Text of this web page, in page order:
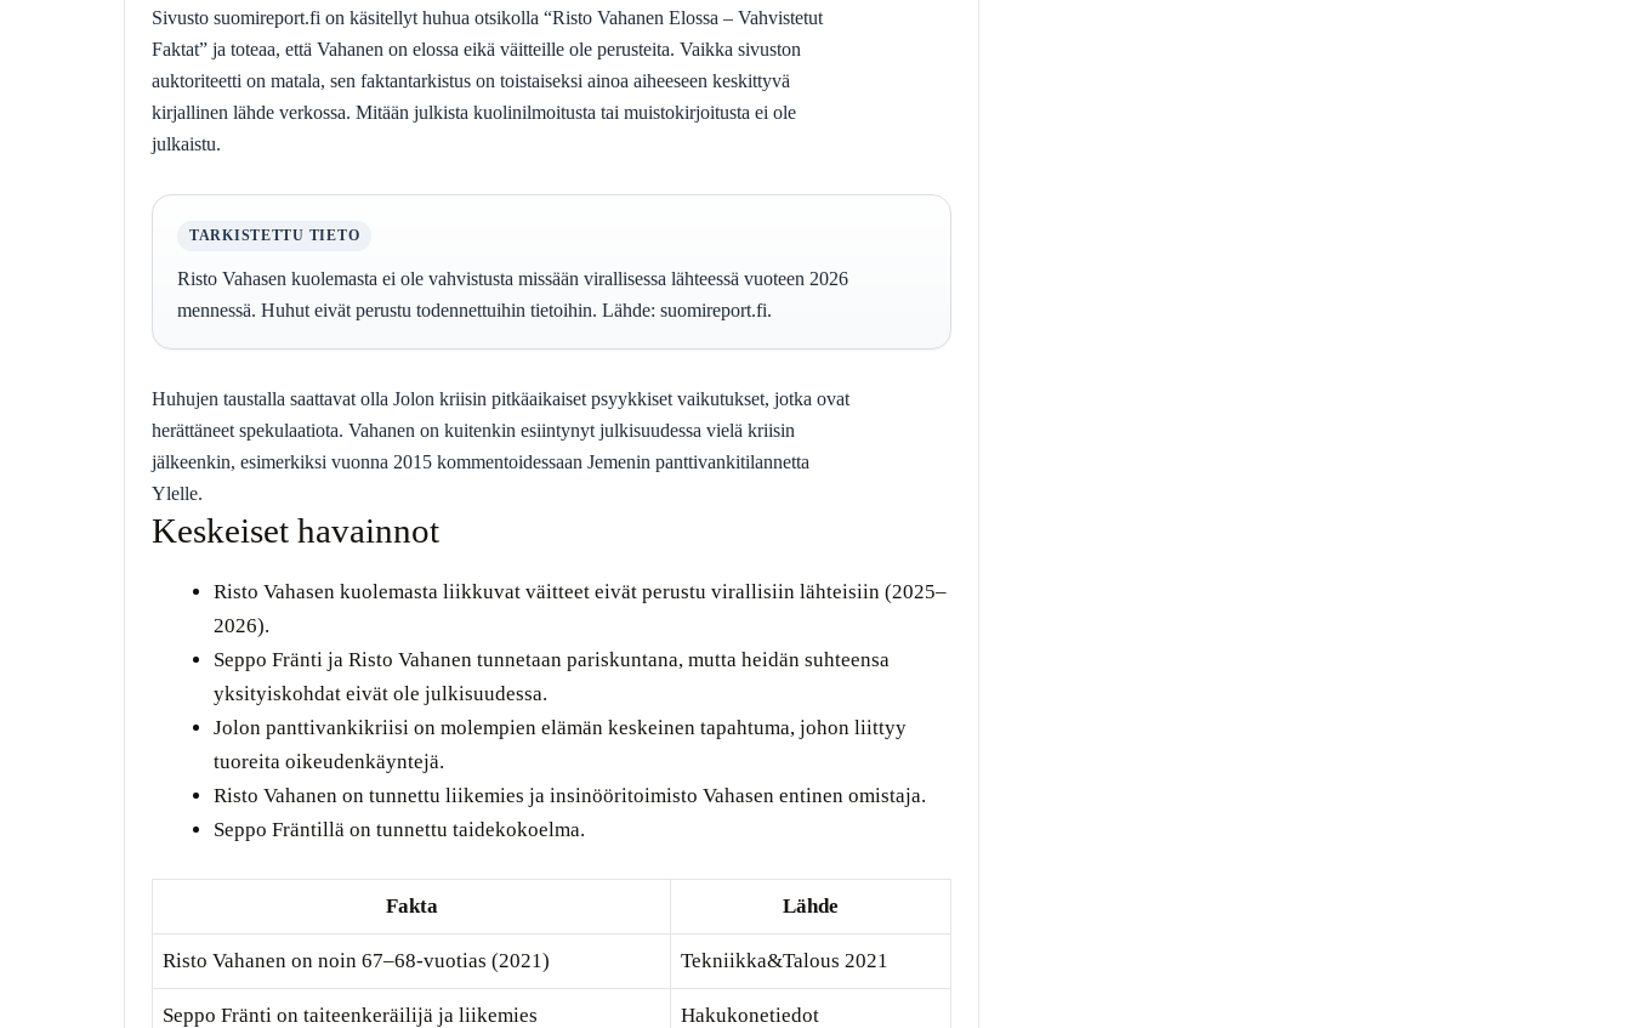
Sivusto suomireport.fi on käsitellyt huhua otsikolla “Risto Vahanen Elossa – Vahvistetut
Faktat” ja toteaa, että Vahanen on elossa eikä väitteille ole perusteita. Vaikka sivuston
auktoriteetti on matala, sen faktantarkistus on toistaiseksi ainoa aiheeseen keskittyvä
kirjallinen lähde verkossa. Mitään julkista kuolinilmoitusta tai muistokirjoitusta ei ole
julkaistu.
TARKISTETTU TIETO
Risto Vahasen kuolemasta ei ole vahvistusta missään virallisessa lähteessä vuoteen 2026
mennessä. Huhut eivät perustu todennettuihin tietoihin. Lähde: suomireport.fi.
Huhujen taustalla saattavat olla Jolon kriisin pitkäaikaiset psyykkiset vaikutukset, jotka ovat
herättäneet spekulaatiota. Vahanen on kuitenkin esiintynyt julkisuudessa vielä kriisin
jälkeenkin, esimerkiksi vuonna 2015 kommentoidessaan Jemenin panttivankitilannetta
Ylelle.
Keskeiset havainnot
Risto Vahasen kuolemasta liikkuvat väitteet eivät perustu virallisiin lähteisiin (2025–
2026).
Seppo Fränti ja Risto Vahanen tunnetaan pariskuntana, mutta heidän suhteensa
yksityiskohdat eivät ole julkisuudessa.
Jolon panttivankikriisi on molempien elämän keskeinen tapahtuma, johon liittyy
tuoreita oikeudenkäyntejä.
Risto Vahanen on tunnettu liikemies ja insinööritoimisto Vahasen entinen omistaja.
Seppo Fräntillä on tunnettu taidekokoelma.
Fakta Lähde
Risto Vahanen on noin 67–68-vuotias (2021) Tekniikka&Talous 2021
Seppo Fränti on taiteenkeräilijä ja liikemies Hakukonetiedot